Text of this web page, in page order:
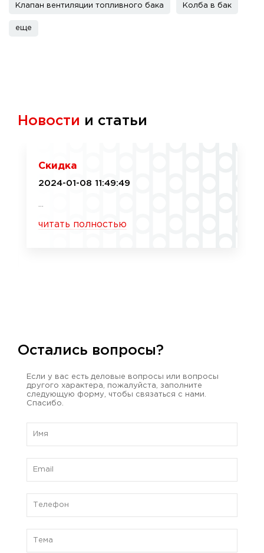
Клапан вентиляции топливного бака Колба в бак
еще
Новости и статьи
Скидка
2024-01-08 11:49:49
читать полностью
Остались вопросы?
Если у вас есть деловые вопросы или вопросы
другого характера, пожалуйста, заполните
следующую форму, чтобы связаться с нами.
Спасибо.